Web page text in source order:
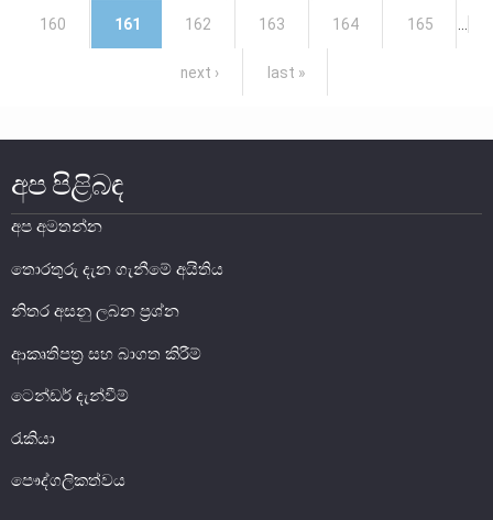
බලපත්‍රලාභී මුදල් තැරැව්කරුවන්
මූල්‍ය අන්තර්ගතභාවය
මූල්‍ය වෙළෙඳපොල
මූල්‍ය වෙළෙඳපොළ-සමස්ත විග්‍රහය
දේශීය විදේශ විනිමය වෙළෙඳපොළ
විදේශ විනිමය පිළිබඳ ගෝලීය ප්‍රශස්ත භාවිත සංග්‍රහය හා
සාංගමික ණය සුරැකුම්පත් වෙළෙඳපොළ
160 161 162 163 164 165
next › last »
අප පිළිබඳ
අප අමතන්න
තොරතුරු දැන ගැනීමේ අයිතිය
නිතර අසනු ලබන ප්‍රශ්න
ආකෘතිපත්‍ර සහ බාගත කිරීම්
ටෙන්ඩර් දැන්වීම්
රැකියා
පෞද්ගලිකත්වය